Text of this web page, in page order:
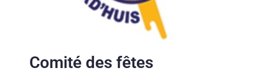
Comité des fêtes